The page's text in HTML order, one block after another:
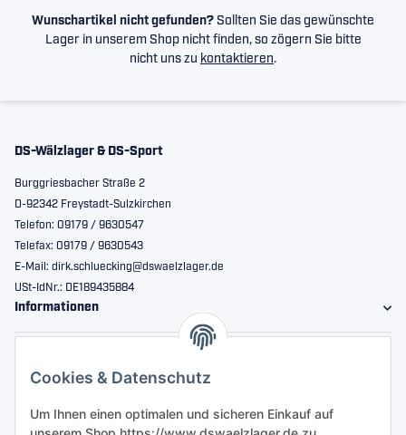
Cookies & Datenschutz
Um Ihnen einen optimalen und sicheren Einkauf auf
Wunschartikel nicht gefunden? Sollten Sie das gewünschte
Lager in unserem Shop nicht finden, so zögern Sie bitte
nicht uns zu kontaktieren.
DS-Wälzlager & DS-Sport
Burggriesbacher Straße 2
D-92342 Freystadt-Sulzkirchen
Telefon: 09179 / 9630547
Telefax: 09179 / 9630543
E-Mail: dirk.schluecking@dswaelzlager.de
USt-IdNr.: DE189435884
Informationen